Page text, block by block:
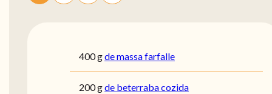
400gde massa farfalle
200gde beterraba cozida